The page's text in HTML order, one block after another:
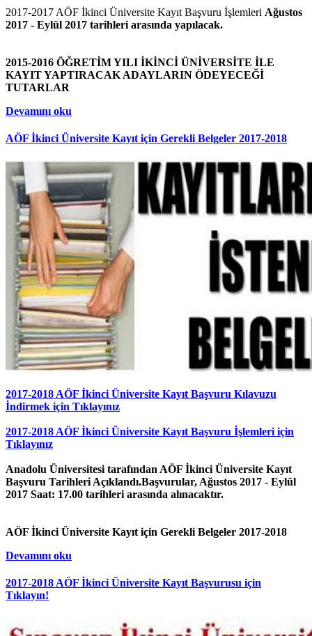
2017-2017 AÖF İkinci Üniversite Kayıt Başvuru İşlemleri Ağustos
2017 - Eylül 2017 tarihleri arasında yapılacak.
2015-2016 ÖĞRETİM YILI İKİNCİ ÜNİVERSİTE İLE
KAYIT YAPTIRACAK ADAYLARIN ÖDEYECEĞİ
TUTARLAR
Devamını oku
AÖF İkinci Üniversite Kayıt için Gerekli Belgeler 2017-2018
2017-2018 AÖF İkinci Üniversite Kayıt Başvuru Kılavuzu
İndirmek için Tıklayınız
2017-2018 AÖF İkinci Üniversite Kayıt Başvuru İşlemleri için
Tıklayınız
Anadolu Üniversitesi tarafından AÖF İkinci Üniversite Kayıt
Başvuru Tarihleri Açıklandı.Başvurular, Ağustos 2017 - Eylül
2017 Saat: 17.00 tarihleri arasında alınacaktır.
AÖF İkinci Üniversite Kayıt için Gerekli Belgeler 2017-2018
Devamını oku
2017-2018 AÖF İkinci Üniversite Kayıt Başvurusu için
Tıklayın!